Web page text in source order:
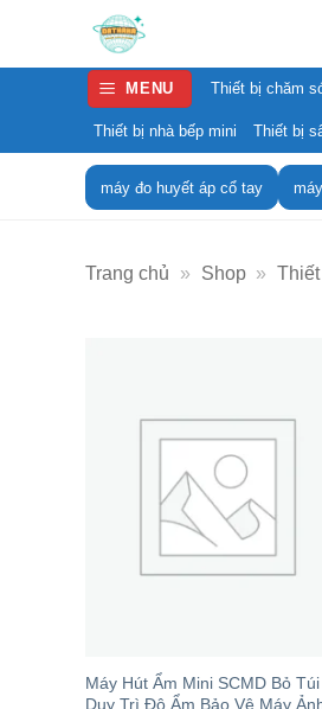
content
MENU Thiết bị chăm
Thiết bị nhà bếp mini Thiết bị
máy đo huyết áp cổ tay
Trang chủ » Shop »
Máy Hút Ẩm Mini SCMD Bỏ Túi
Duy Trì Độ Ẩm Bảo Vệ Máy